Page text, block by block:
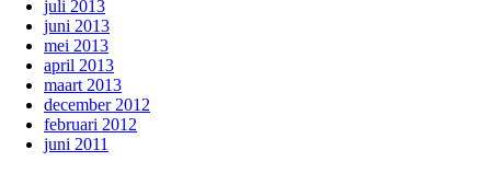
juli 2013
juni 2013
mei 2013
april 2013
maart 2013
december 2012
februari 2012
juni 2011